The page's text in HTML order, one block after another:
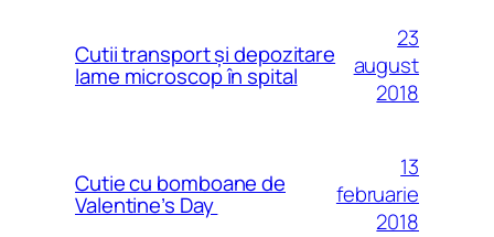
Cutii transport și depozitare
lame microscop în spital
23
august
2018
Cutie cu bomboane de
Valentine’s Day
13
februarie
2018